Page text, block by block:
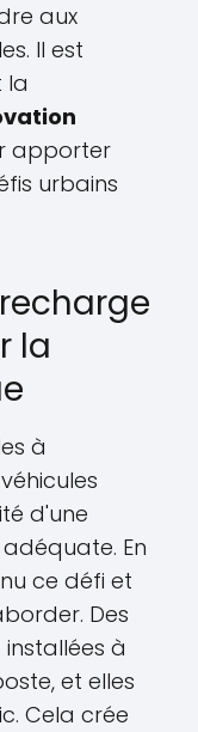
aux
Il est
la
apporter
urbains
la
à
d'une
En
ce défi et
Des
à
et elles
Cela crée